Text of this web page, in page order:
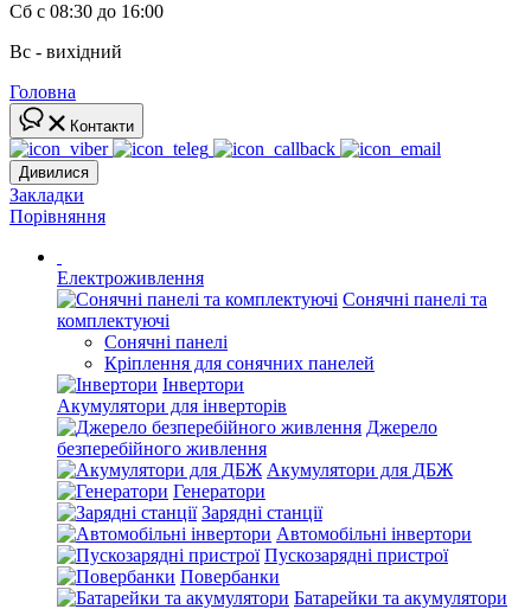
Сб с 08:30 до 16:00
Вс - вихідний
Головна
Контакти
Дивилися
Закладки
Порівняння
Електроживлення
Сонячні панелі та
комплектуючі
Сонячні панелі
Кріплення для сонячних панелей
Інвертори
Акумулятори для інверторів
Джерело
безперебійного живлення
Акумулятори для ДБЖ
Генератори
Зарядні станції
Автомобільні інвертори
Пускозарядні пристрої
Повербанки
Батарейки та акумулятори